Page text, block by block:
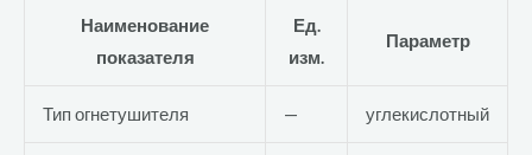
Наименование
показателя
Ед.
изм.
Параметр
Тип огнетушителя — углекислотный